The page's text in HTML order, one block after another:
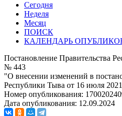
Сегодня
Неделя
Месяц
ПОИСК
КАЛЕНДАРЬ
Постановление Правительства
№ 443
"О внесении изменений в
Республики Тыва от 16 июля
Номер опубликования:
Дата опубликования: 12.09.2024